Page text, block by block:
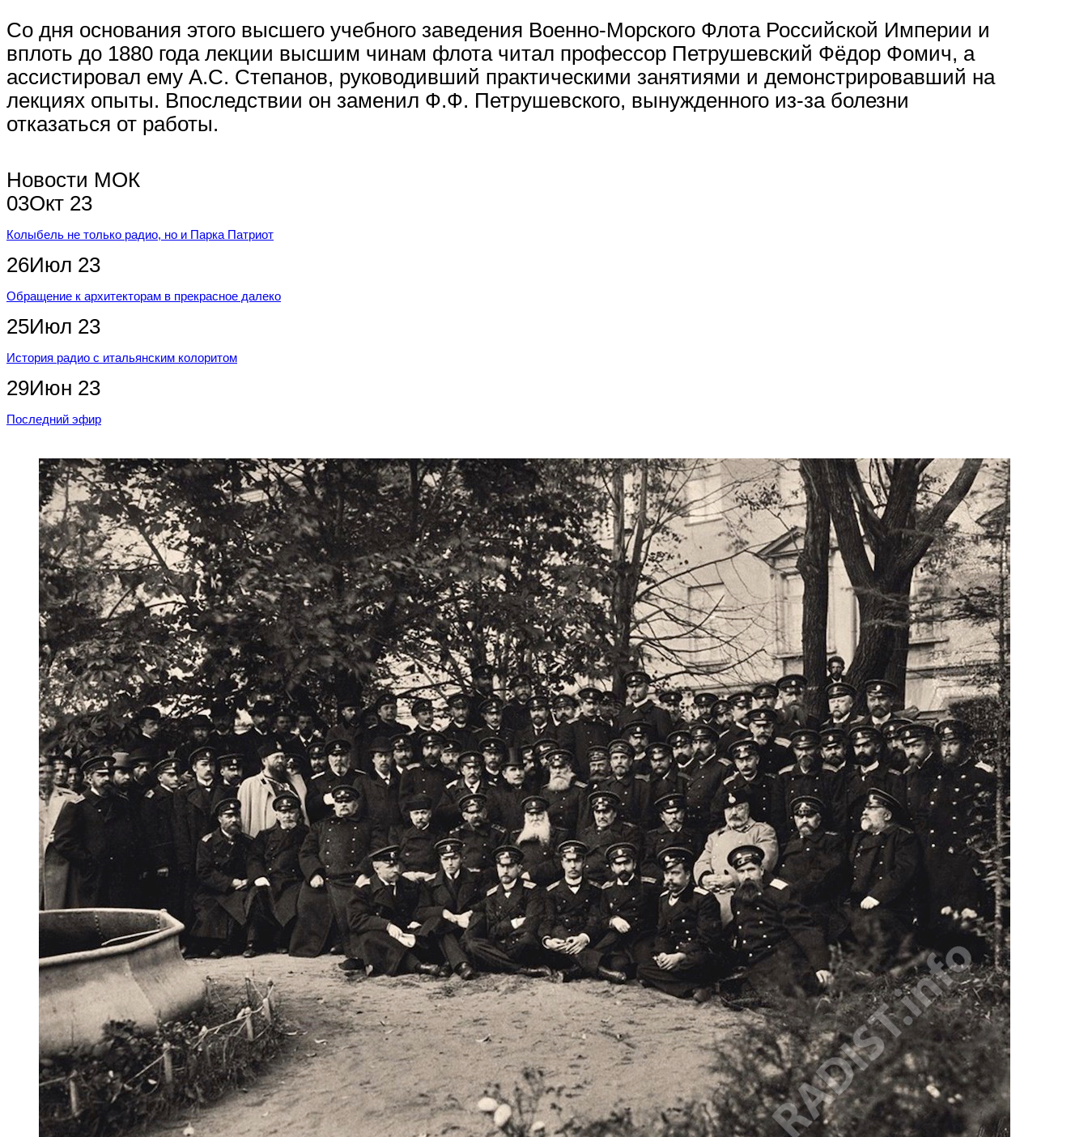
Со дня основания этого высшего учебного заведения Военно-Морского Флота Российской Империи и
вплоть до 1880 года лекции высшим чинам флота читал профессор Петрушевский Фёдор Фомич, а
ассистировал ему А.С. Степанов, руководивший практическими занятиями и демонстрировавший на
лекциях опыты. Впоследствии он заменил Ф.Ф. Петрушевского, вынужденного из-за болезни
отказаться от работы.
Новости МОК
03Окт 23
Колыбель не только радио, но и Парка Патриот
26Июл 23
Обращение к архитекторам в прекрасное далеко
25Июл 23
История радио с итальянским колоритом
29Июн 23
Последний эфир